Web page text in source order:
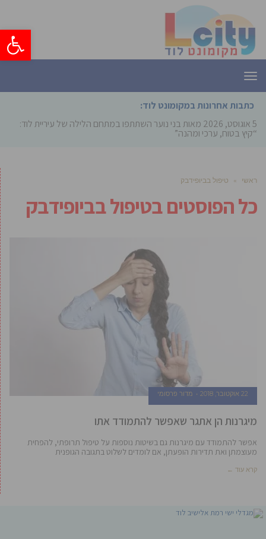
פתח
תפריט
כתבות אחרונות במקומונט לוד:
5 אוגוסט, 2026
מאות בני נוער השתתפו במתחם הלילה של עיריית לוד:
“קיץ בטוח, ערכי ומהנה”
ראשי » טיפול בביופידבק
כל הפוסטים בטיפול בביופידבק
22 אוקטובר, 2018 מדור פרסומי
מיגרנות הן אתגר שאפשר להתמודד אתו
אפשר להתמודד עם מיגרנות גם בשיטות נוספות על טיפול תרופתי, להפחית
מעוצמתן ואת תדירות הופעתן, אם לומדים לשלוט בתגובה הגופנית
קרא עוד ←